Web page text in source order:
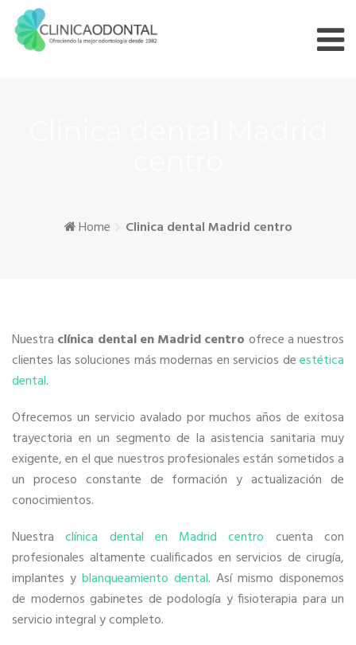
content
Home Clinica dental Madrid centro
Nuestra clínica dental en Madrid centro ofrece a nuestros
clientes las soluciones más modernas en servicios deestética
dental.
Ofrecemos un servicio avalado por muchos años de exitosa
trayectoria en un segmento de la asistencia sanitaria muy
exigente, en el que nuestros profesionales están sometidos a
un proceso constante de formación y actualización de
conocimientos.
Nuestraclínica dental en Madrid centro cuenta con
profesionales altamente cualificados en servicios de cirugía,
implantes y blanqueamiento dental. Así mismo disponemos
de modernos gabinetes de podología y fisioterapia para un
servicio integral y completo.